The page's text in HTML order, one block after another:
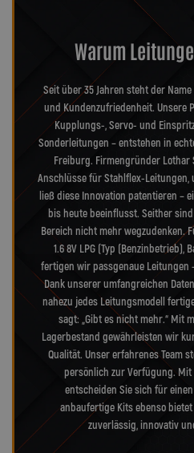
Warum
Seit über 35 Jahren steht der
und Kundenzufriedenheit. Unsere
Kupplungs-, Servo- und
Sonderleitungen – entstehen in
Freiburg. Firmengründer
Anschlüsse für Stahlflex-Leitungen,
ließ diese Innovation patentieren –
bis heute beeinflusst. Seither
Bereich nicht mehr wegzudenken.
1.6 8V LPG (Typ (Benzinbetrieb),
fertigen wir passgenaue Leitungen
Dank unserer umfangreichen
nahezu jedes Leitungsmodell
sagt: „Gibt es nicht mehr.“ Mit
Lagerbestand gewährleisten wir
Qualität. Unser erfahrenes Team
persönlich zur Verfügung.
entscheiden Sie sich für
anbaufertige Kits ebenso
zuverlässig, innovativ